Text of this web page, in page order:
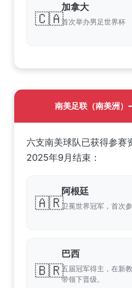
🇨🇦
加拿大
首次举办男足世界杯
南美足联（南美洲
六支南美球队已获得参赛
2025年9月结束：
🇦🇷
阿根廷
卫冕世界冠军，首次
🇧🇷
巴西
五届冠军得主，在新
带领下晋级。